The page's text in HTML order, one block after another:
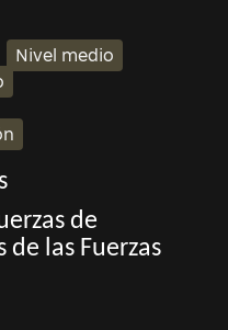
Nivel medio
de
de las Fuerzas